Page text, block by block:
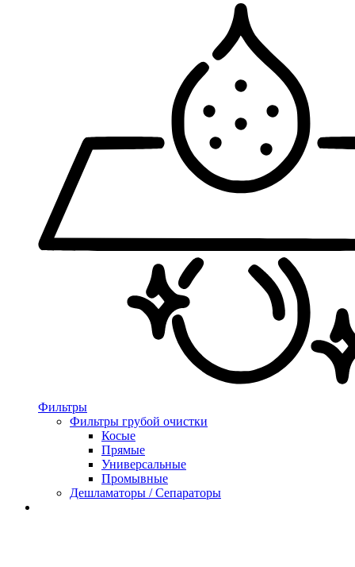
Фильтры
Фильтры грубой очистки
Косые
Прямые
Универсальные
Промывные
Дешламаторы / Сепараторы